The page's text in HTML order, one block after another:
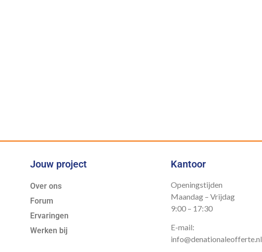
Jouw project
Over ons
Forum
Ervaringen
Werken bij
Kantoor
Openingstijden
Maandag – Vrijdag
9:00 – 17:30
E-mail:
info@denationaleofferte.nl